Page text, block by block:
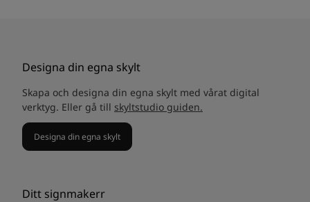
Designa din egna skylt
Skapa och designa din egna skylt med vårat digital
verktyg. Eller gå till skyltstudio guiden.
Designa din egna skylt
Ditt signmakerr